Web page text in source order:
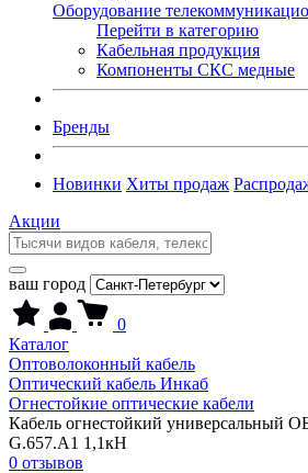
Оборудование
Перейти в категорию
Кабельная продукция
Компоненты СКС медные
Бренды
Новинки Хиты продаж
Акции
ваш город
0
Каталог
Оптоволоконный кабель
Оптический кабель Инкаб
Огнестойкие оптические кабели
Кабель огнестойкий универсальный
G.657.А1 1,1кН
0 отзывов